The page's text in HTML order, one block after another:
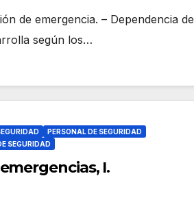
de emergencia. – Dependencia de
según los…
PERSONAL DE SEGURIDAD
SEGURIDAD
I.